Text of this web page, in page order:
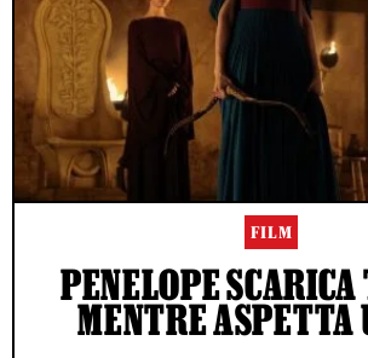
FILM
PENELOPE
MENTRE ASPETTA